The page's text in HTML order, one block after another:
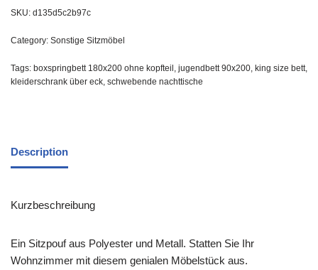
SKU: d135d5c2b97c
Category: Sonstige Sitzmöbel
Tags: boxspringbett 180x200 ohne kopfteil jugendbett 90x200 king size bett
kleiderschrank über eck schwebende nachttische
Description
Kurzbeschreibung
Ein Sitzpouf aus Polyester und Metall. Statten Sie Ihr
Wohnzimmer mit diesem genialen Möbelstück aus.